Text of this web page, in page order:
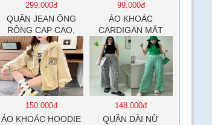
299.000đ
QUẦN JEAN ỐNG
RỘNG CẠP CAO,
DÀI XẺ GẤU PHONG
CÁCH J6
99.000đ
ÁO KHOÁC
CARDIGAN MẶT
CƯỜI NỮ CHẤT NỈ
COTTON
150.000đ
ÁO KHOÁC HOODIE
148.000đ
QUẦN DÀI NỮ